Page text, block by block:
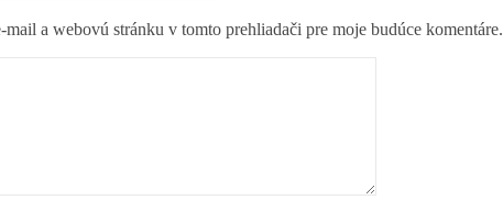
a webovú stránku v tomto prehliadači pre moje budúce komentáre.